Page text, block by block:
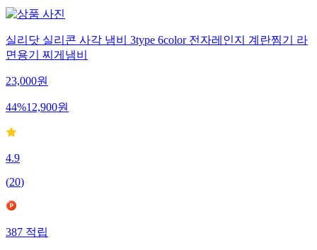
실리닷 실리콘 사각 냄비 3type 6color 전자레인지 계란찜기 라
면용기 찌게냄비
23,000원
44%12,900원
4.9
(20)
387적립